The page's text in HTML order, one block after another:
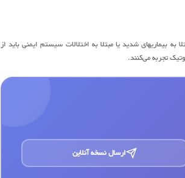
از سال ۲۰۱۷ نشان داد که بچه‌ها و بزرگسالان مبتلا به بیماریهای شدید یا مبتلا به اختلالات سیستم ایمنی باید از
تجربه می‌کنند.
ارسال نسخه آنلاین